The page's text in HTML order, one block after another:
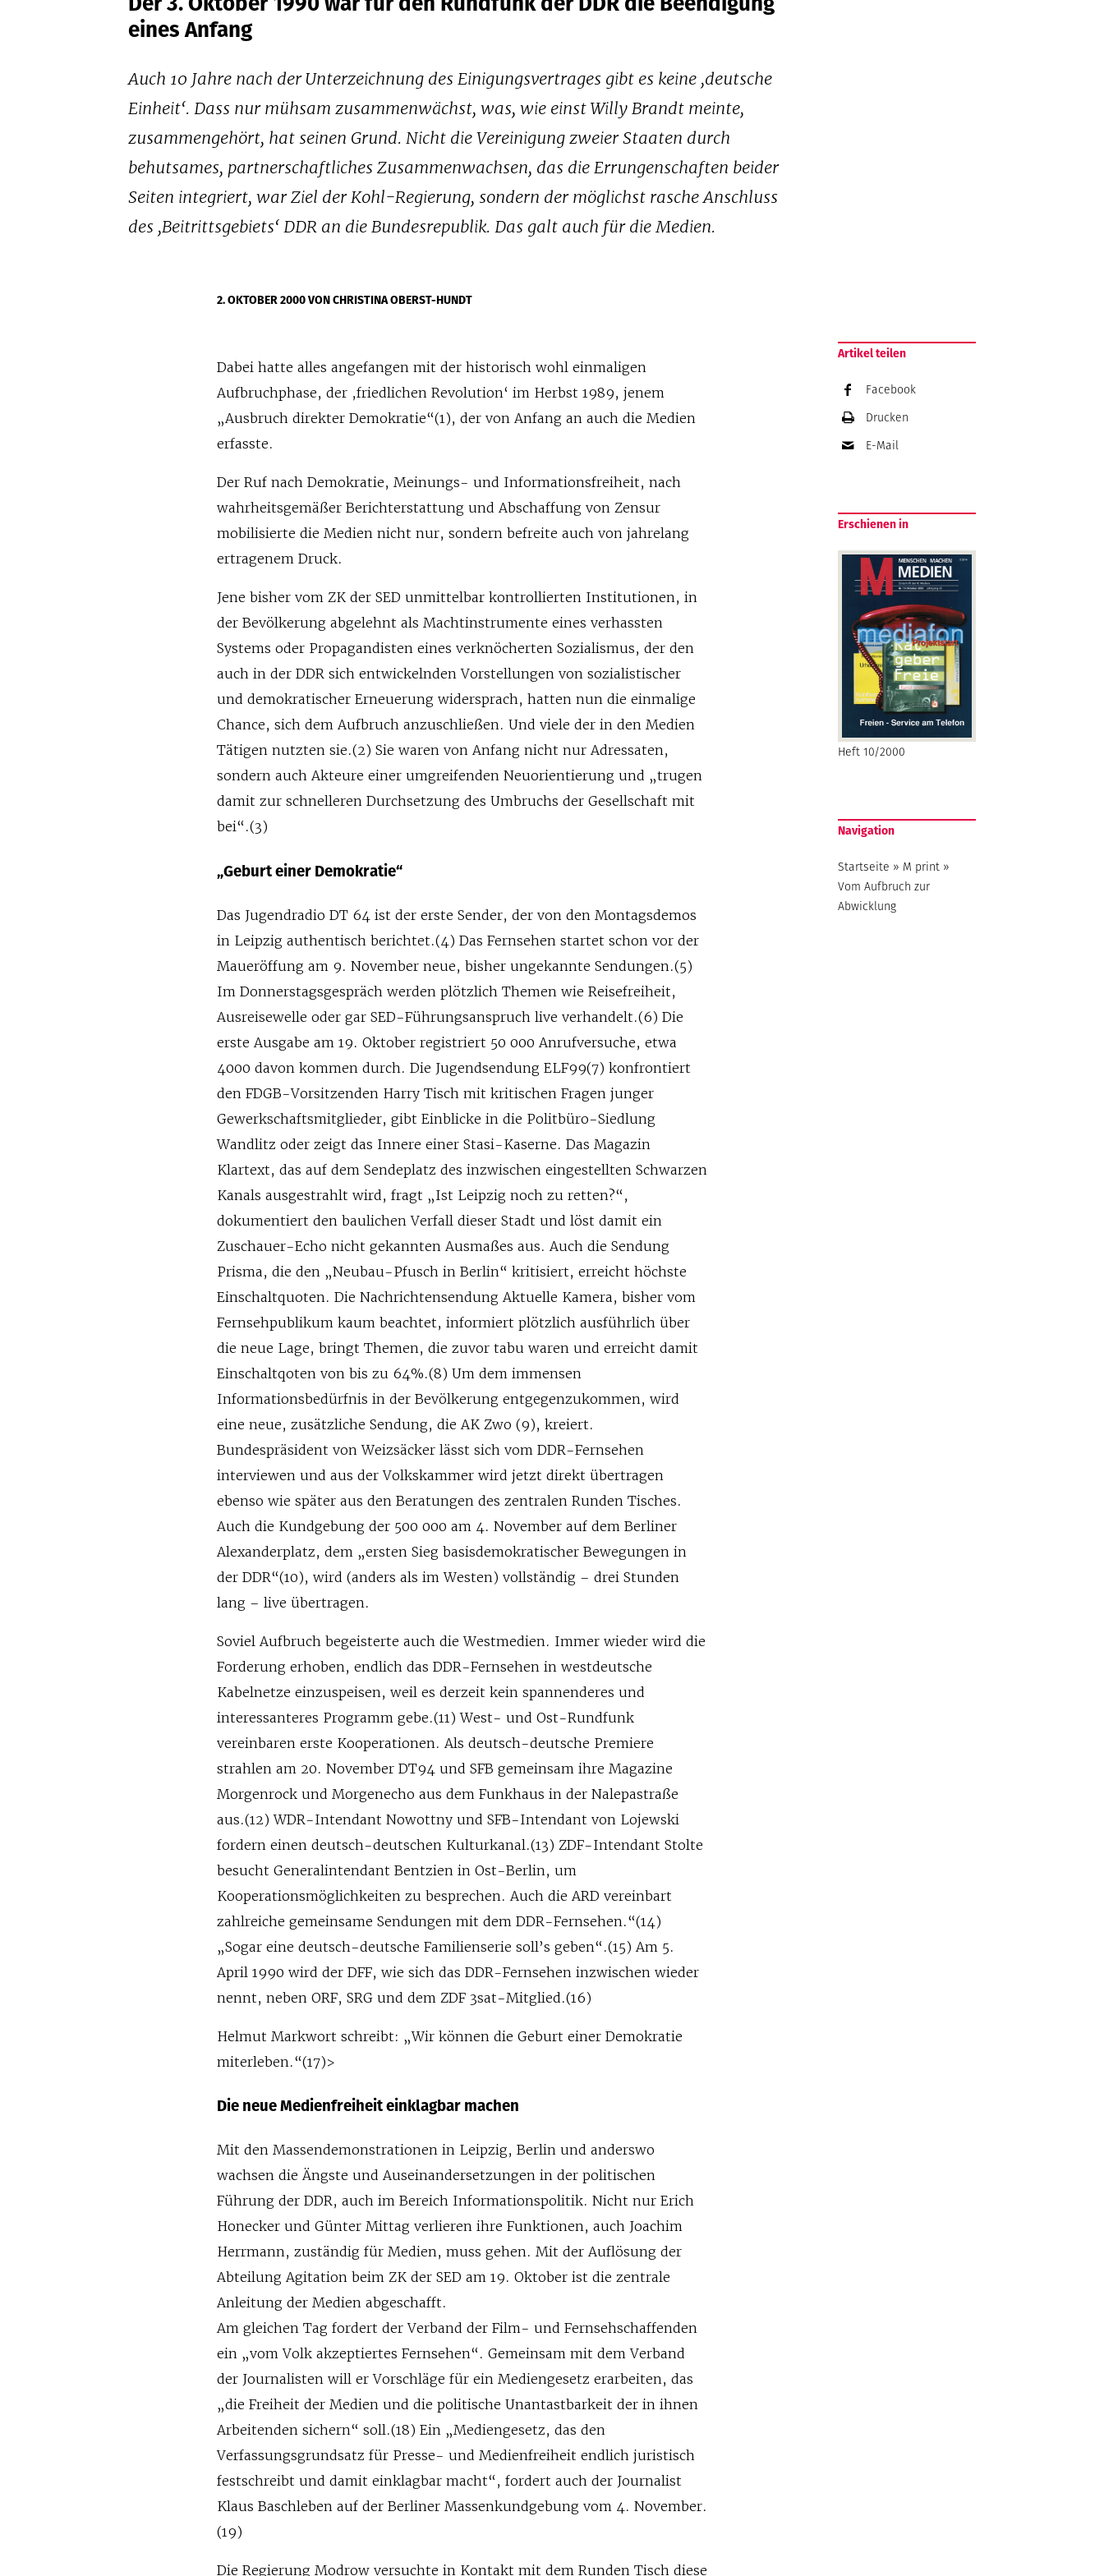
eines Anfang
Auch 10 Jahre nach der Unterzeichnung des Einigungsvertrages gibt es keine ,deutsche
Einheit‘. Dass nur mühsam zusammenwächst, was, wie einst Willy Brandt meinte,
zusammengehört, hat seinen Grund. Nicht die Vereinigung zweier Staaten durch
behutsames, partnerschaftliches Zusammenwachsen, das die Errungenschaften beider
Seiten integriert, war Ziel der Kohl-Regierung, sondern der möglichst rasche Anschluss
des ,Beitrittsgebiets‘ DDR an die Bundesrepublik. Das galt auch für die Medien.
2. OKTOBER 2000VON CHRISTINA OBERST-HUNDT
Dabei hatte alles angefangen mit der historisch wohl einmaligen
Aufbruchphase, der ,friedlichen Revolution‘ im Herbst 1989, jenem
„Ausbruch direkter Demokratie“(1), der von Anfang an auch die Medien
erfasste.
Der Ruf nach Demokratie, Meinungs- und Informationsfreiheit, nach
wahrheitsgemäßer Berichterstattung und Abschaffung von Zensur
mobilisierte die Medien nicht nur, sondern befreite auch von jahrelang
ertragenem Druck.
Jene bisher vom ZK der SED unmittelbar kontrollierten Institutionen, in
der Bevölkerung abgelehnt als Machtinstrumente eines verhassten
Systems oder Propagandisten eines verknöcherten Sozialismus, der den
auch in der DDR sich entwickelnden Vorstellungen von sozialistischer
und demokratischer Erneuerung widersprach, hatten nun die einmalige
Chance, sich dem Aufbruch anzuschließen. Und viele der in den Medien
Tätigen nutzten sie.(2) Sie waren von Anfang nicht nur Adressaten,
sondern auch Akteure einer umgreifenden Neuorientierung und „trugen
damit zur schnelleren Durchsetzung des Umbruchs der Gesellschaft mit
bei“.(3)
„Geburt einer Demokratie“
Das Jugendradio DT 64 ist der erste Sender, der von den Montagsdemos
in Leipzig authentisch berichtet.(4) Das Fernsehen startet schon vor der
Maueröffung am 9. November neue, bisher ungekannte Sendungen.(5)
Im Donnerstagsgespräch werden plötzlich Themen wie Reisefreiheit,
Ausreisewelle oder gar SED-Führungsanspruch live verhandelt.(6) Die
erste Ausgabe am 19. Oktober registriert 50 000 Anrufversuche, etwa
4000 davon kommen durch. Die Jugendsendung ELF99(7) konfrontiert
den FDGB-Vorsitzenden Harry Tisch mit kritischen Fragen junger
Gewerkschaftsmitglieder, gibt Einblicke in die Politbüro-Siedlung
Wandlitz oder zeigt das Innere einer Stasi-Kaserne. Das Magazin
Klartext, das auf dem Sendeplatz des inzwischen eingestellten Schwarzen
Kanals ausgestrahlt wird, fragt „Ist Leipzig noch zu retten?“,
dokumentiert den baulichen Verfall dieser Stadt und löst damit ein
Zuschauer-Echo nicht gekannten Ausmaßes aus. Auch die Sendung
Prisma, die den „Neubau-Pfusch in Berlin“ kritisiert, erreicht höchste
Einschaltquoten. Die Nachrichtensendung Aktuelle Kamera, bisher vom
Fernsehpublikum kaum beachtet, informiert plötzlich ausführlich über
die neue Lage, bringt Themen, die zuvor tabu waren und erreicht damit
Einschaltqoten von bis zu 64%.(8) Um dem immensen
Informationsbedürfnis in der Bevölkerung entgegenzukommen, wird
eine neue, zusätzliche Sendung, die AK Zwo (9), kreiert.
Bundespräsident von Weizsäcker lässt sich vom DDR-Fernsehen
interviewen und aus der Volkskammer wird jetzt direkt übertragen
ebenso wie später aus den Beratungen des zentralen Runden Tisches.
Auch die Kundgebung der 500 000 am 4. November auf dem Berliner
Alexanderplatz, dem „ersten Sieg basisdemokratischer Bewegungen in
der DDR“(10), wird (anders als im Westen) vollständig – drei Stunden
lang – live übertragen.
Soviel Aufbruch begeisterte auch die Westmedien. Immer wieder wird die
Forderung erhoben, endlich das DDR-Fernsehen in westdeutsche
Kabelnetze einzuspeisen, weil es derzeit kein spannenderes und
interessanteres Programm gebe.(11) West- und Ost-Rundfunk
vereinbaren erste Kooperationen. Als deutsch-deutsche Premiere
strahlen am 20. November DT94 und SFB gemeinsam ihre Magazine
Morgenrock und Morgenecho aus dem Funkhaus in der Nalepastraße
aus.(12) WDR-Intendant Nowottny und SFB-Intendant von Lojewski
fordern einen deutsch-deutschen Kulturkanal.(13) ZDF-Intendant Stolte
besucht Generalintendant Bentzien in Ost-Berlin, um
Kooperationsmöglichkeiten zu besprechen. Auch die ARD vereinbart
zahlreiche gemeinsame Sendungen mit dem DDR-Fernsehen.“(14)
„Sogar eine deutsch-deutsche Familienserie soll’s geben“.(15) Am 5.
April 1990 wird der DFF, wie sich das DDR-Fernsehen inzwischen wieder
nennt, neben ORF, SRG und dem ZDF 3sat-Mitglied.(16)
Helmut Markwort schreibt: „Wir können die Geburt einer Demokratie
miterleben.“(17)>
Die neue Medienfreiheit einklagbar machen
Mit den Massendemonstrationen in Leipzig, Berlin und anderswo
wachsen die Ängste und Auseinandersetzungen in der politischen
Führung der DDR, auch im Bereich Informationspolitik. Nicht nur Erich
Honecker und Günter Mittag verlieren ihre Funktionen, auch Joachim
Herrmann, zuständig für Medien, muss gehen. Mit der Auflösung der
Abteilung Agitation beim ZK der SED am 19. Oktober ist die zentrale
Anleitung der Medien abgeschafft.
Am gleichen Tag fordert der Verband der Film- und Fernsehschaffenden
ein „vom Volk akzeptiertes Fernsehen“. Gemeinsam mit dem Verband
der Journalisten will er Vorschläge für ein Mediengesetz erarbeiten, das
„die Freiheit der Medien und die politische Unantastbarkeit der in ihnen
Arbeitenden sichern“ soll.(18) Ein „Mediengesetz, das den
Verfassungsgrundsatz für Presse- und Medienfreiheit endlich juristisch
festschreibt und damit einklagbar macht“, fordert auch der Journalist
Klaus Baschleben auf der Berliner Massenkundgebung vom 4. November.
(19)
Die Regierung Modrow versuchte in Kontakt mit dem Runden Tisch diese
Artikel teilen
Facebook
Drucken
E-Mail
Erschienen in
Heft 10/2000
Navigation
Startseite » M print »
Vom Aufbruch zur
Abwicklung